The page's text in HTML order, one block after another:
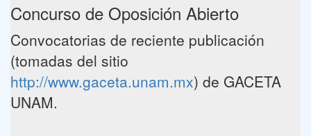
Concurso de Oposición Abierto
Convocatorias de reciente publicación
(tomadas del sitio
http://www.gaceta.unam.mx) de GACETA
UNAM.